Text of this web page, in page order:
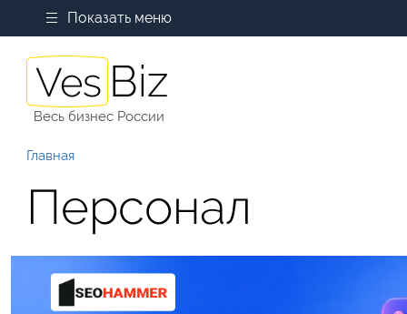
Показать меню
Весь бизнес России
Главная
Персонал